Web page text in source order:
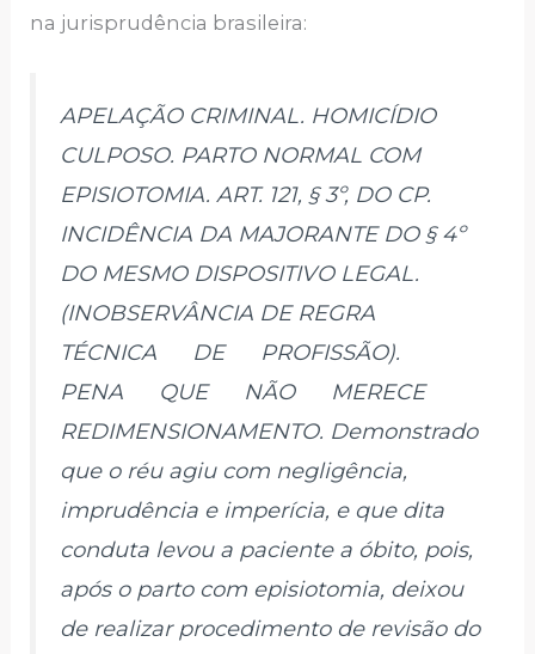
na jurisprudência brasileira:
APELAÇÃO CRIMINAL. HOMICÍDIO
CULPOSO. PARTO NORMAL COM
EPISIOTOMIA. ART. 121, § 3º, DO CP.
INCIDÊNCIA DA MAJORANTE DO § 4º
DO MESMO DISPOSITIVO LEGAL.
(INOBSERVÂNCIA DE REGRA
TÉCNICA DE PROFISSÃO).
PENA QUE NÃO MERECE
REDIMENSIONAMENTO. Demonstrado
que o réu agiu com negligência,
imprudência e imperícia, e que dita
conduta levou a paciente a óbito, pois,
após o parto com episiotomia, deixou
de realizar procedimento de revisão do